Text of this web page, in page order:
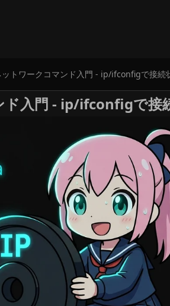
ットワークコマンド入門 - ip/ifconfigで接続
ド入門 - ip/ifconfigで接